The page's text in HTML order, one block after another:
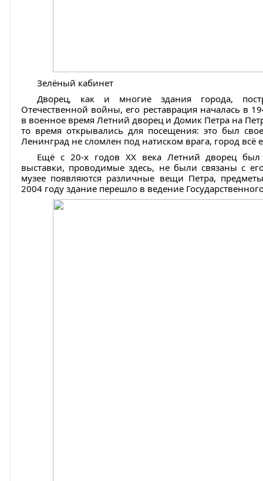
Зелёный кабинет
Дворец, как и многие здания города,
Отечественной войны, его реставрация началась в
в военное время Летний дворец и Домик Петра на
то время открывались для посещения: это был
Ленинград не сломлен под натиском врага, город всё
Ещё с 20-х годов XX века Летний дворец был
выставки, проводимые здесь, не были связаны с
музее появляются различные вещи Петра,
2004 году здание перешло в ведение